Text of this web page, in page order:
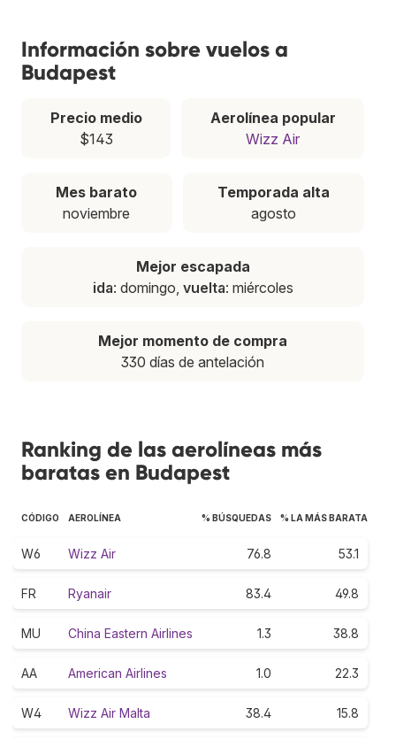
Información sobre vuelos a
Budapest
Precio medio
$143
Aerolínea popular
Wizz Air
Mes barato
noviembre
Temporada alta
agosto
Mejor escapada
ida: domingo, vuelta: miércoles
Mejor momento de compra
330 días de antelación
Ranking de las aerolíneas más
baratas en Budapest
CÓDIGO AEROLÍNEA % BÚSQUEDAS % LA MÁS BARATA
W6 Wizz Air 76.8 53.1
FR Ryanair 83.4 49.8
MU China Eastern Airlines 1.3 38.8
AA American Airlines 1.0 22.3
W4 Wizz Air Malta 38.4 15.8